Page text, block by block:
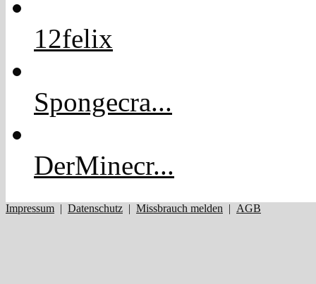
12felix
Spongecra...
DerMinecr...
Impressum | Datenschutz | Missbrauch melden | AGB